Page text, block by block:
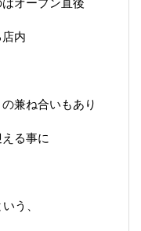
オープン直後
内
兼ね合いもあり
る事に
う、